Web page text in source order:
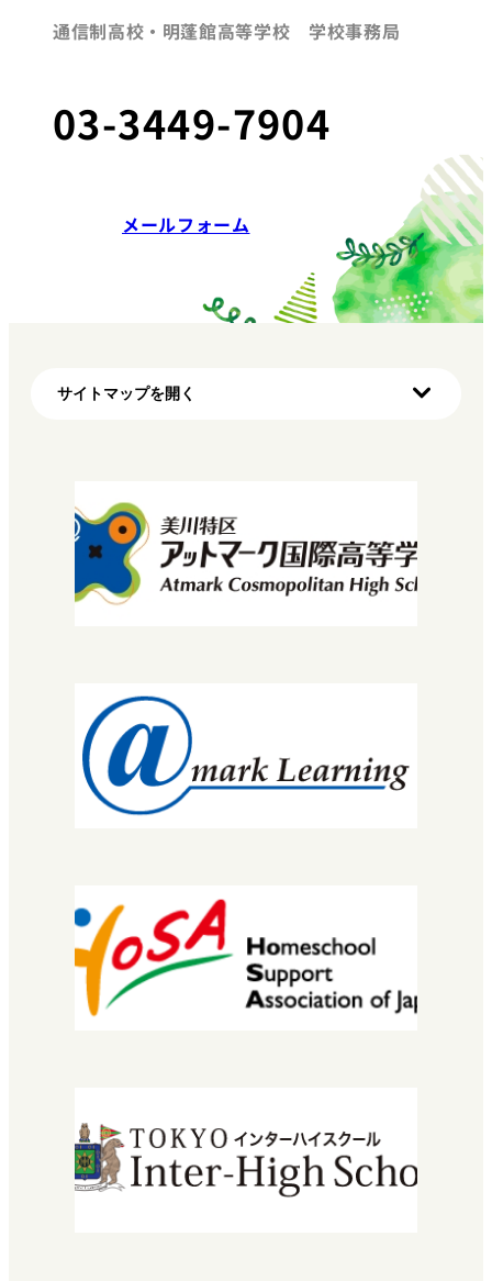
通信制高校・明蓬館高等学校 学校事務局
03-3449-7904
メールフォーム
サイトマップを開く
初めての方へ（明蓬館高校の特徴）
学び方
マイプロ
先生・コーチについて
バレエ・ダンサーコース
SNEC（スペシャルニーズ）
STEC
EuLa明蓬館中等部
スクールライフ
校長挨拶
教育理念・コンセプト
学校概要
進路実績
情報公開
エントリーから入学までの流れ
学費・授業料
特待生入試について